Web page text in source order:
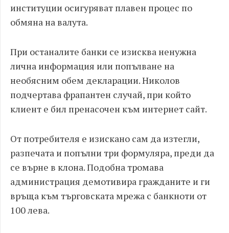
институции осигуряват плавен процес по
обмяна на валута.
При останалите банки се изисква ненужна
лична информация или попълване на
необясним обем декларации. Николов
подчертава фрапантен случай, при който
клиент е бил пренасочен към интернет сайт.
От потребителя е изискано сам да изтегли,
разпечата и попълни три формуляра, преди да
се върне в клона. Подобна тромава
администрация демотивира гражданите и ги
връща към търговската мрежа с банкноти от
100 лева.